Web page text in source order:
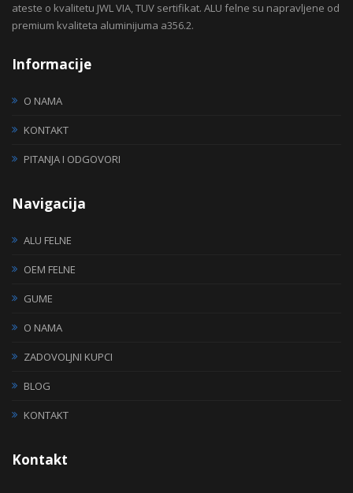
ateste o kvalitetu JWL VIA, TUV sertifikat. ALU felne su napravljene od
premium kvaliteta aluminijuma a356.2.
Informacije
O NAMA
KONTAKT
PITANJA I ODGOVORI
Navigacija
ALU FELNE
OEM FELNE
GUME
O NAMA
ZADOVOLJNI KUPCI
BLOG
KONTAKT
Kontakt